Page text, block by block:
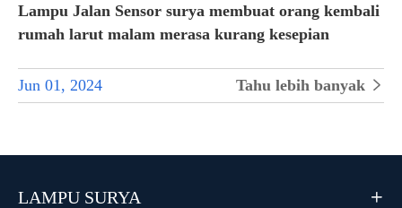
Lampu Jalan Sensor surya membuat orang kembali
rumah larut malam merasa kurang kesepian
Jun 01, 2024 Tahu lebih banyak 
LAMPU SURYA 